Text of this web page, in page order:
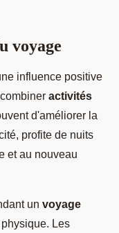
voyage
influence positive
activités
d'améliorer la
profite de nuits
et au nouveau
un voyage
Les